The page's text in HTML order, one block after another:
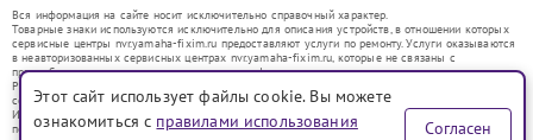
Вся информация на сайте носит исключительно справочный характер.
Товарные знаки используются исключительно для описания устройств, в отношении которых
сервисные центры nvr.yamaha-fixim.ru предоставляют услуги по ремонту. Услуги оказываются
в неавторизованных сервисных центрах nvr.yamaha-fixim.ru, которые не связаны с
правообладателями товарных знаков или их официальными представителями.
Ремонт осуществляется для устройств, уже введенных в гражданский оборот в соответствии
со статьей 1487 ГК РФ.
Использование товарных знаков не преследует цели индивидуализации услуг или введения
потребителей в заблуждение, а служит для информирования о предоставляемых услугах по
Этот сайт использует файлы cookie. Вы можете
ознакомиться с правилами использования
Согласен